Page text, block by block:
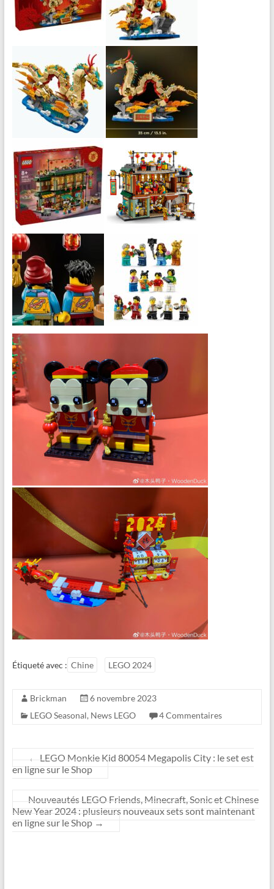
Étiqueté avec : Chine LEGO 2024
Brickman
6 novembre 2023
LEGO Seasonal, News LEGO 4 Commentaires
←
LEGO Monkie Kid 80054 Megapolis City : le set est
en ligne sur le Shop
Nouveautés LEGO Friends, Minecraft, Sonic et Chinese
New Year 2024 : plusieurs nouveaux sets sont maintenant
en ligne sur le Shop →